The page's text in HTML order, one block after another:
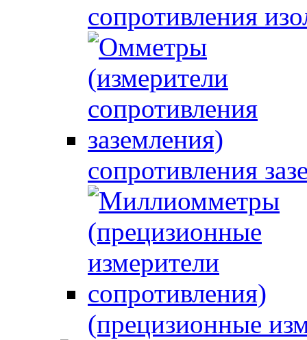
сопротивления
сопротивления
(прецизионные